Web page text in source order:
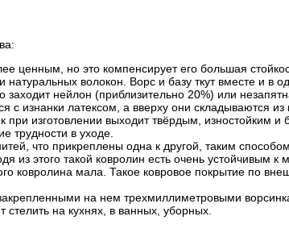
ценным, но это компенсирует его большая
волокон. Ворс и базу ткут вместе и в
заходит нейлон (приблизительно 20%) или
с изнанки латексом, а вверху они складываются
изготовлении выходит твёрдым, изностойким
трудности в уходе.
что прикреплены одна к другой, таким
из этого такой ковролин есть очень устойчивым
ковролина мала. Такое ковровое покрытие по
на нем трехмиллиметровыми
на кухнях, в ванных, уборных.